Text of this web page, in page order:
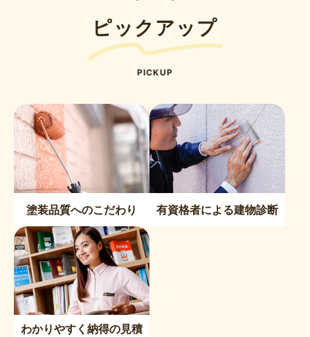
ピックアップ
PICKUP
塗装品質へのこだわり 有資格者による建物診断
わかりやすく納得の見積